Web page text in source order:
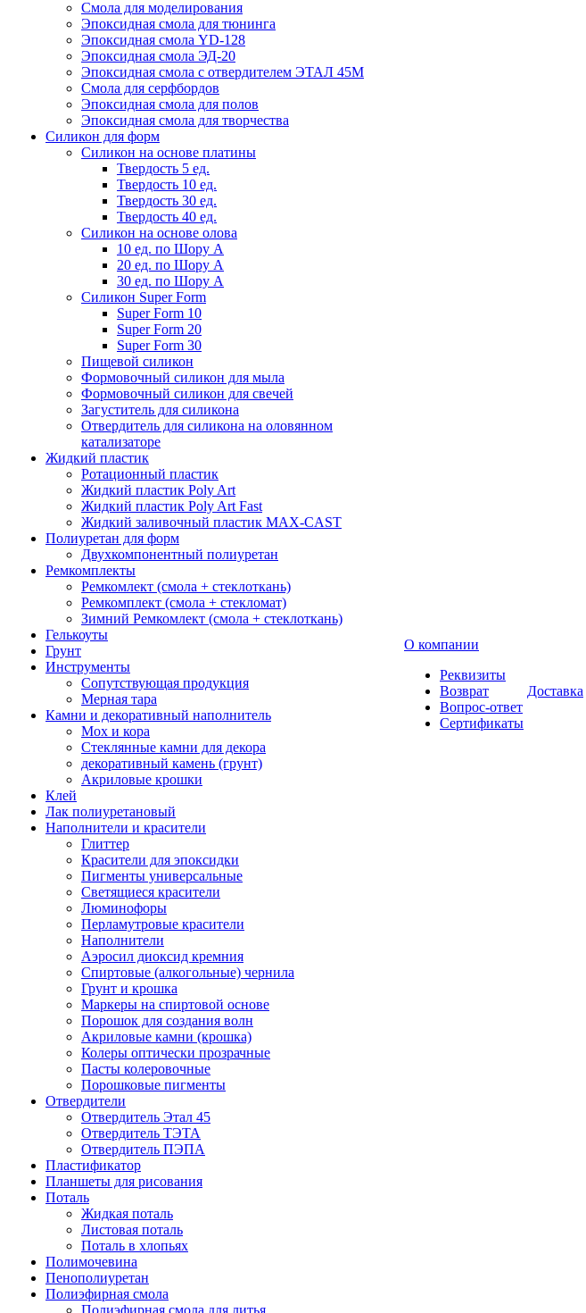
Смола для моделирования
Эпоксидная смола для тюнинга
Эпоксидная смола YD-128
Эпоксидная смола ЭД-20
Эпоксидная смола с отвердителем ЭТАЛ 45М
Смола для серфбордов
Эпоксидная смола для полов
Эпоксидная смола для творчества
Силикон для форм
Силикон на основе платины
Твердость 5 ед.
Твердость 10 ед.
Твердость 30 ед.
Твердость 40 ед.
Силикон на основе олова
10 ед. по Шору А
20 ед. по Шору А
30 ед. по Шору А
Силикон Super Form
Super Form 10
Super Form 20
Super Form 30
Пищевой силикон
Формовочный силикон для мыла
Формовочный силикон для свечей
Загуститель для силикона
Отвердитель для силикона на оловянном
катализаторе
Жидкий пластик
Ротационный пластик
Жидкий пластик Poly Art
Жидкий пластик Poly Art Fast
Жидкий заливочный пластик MAX-CAST
Полиуретан для форм
Двухкомпонентный полиуретан
Ремкомплекты
Ремкомлект (смола + стеклоткань)
Ремкомплект (смола + стекломат)
Зимний Ремкомлект (смола + стеклоткань)
Гелькоуты
Грунт
Инструменты
Сопутствующая продукция
Мерная тара
Камни и декоративный наполнитель
Мох и кора
Стеклянные камни для декора
декоративный камень (грунт)
Акриловые крошки
Клей
Лак полиуретановый
Наполнители и красители
Глиттер
Красители для эпоксидки
Пигменты универсальные
Светящиеся красители
Люминофоры
Перламутровые красители
Наполнители
Аэросил диоксид кремния
Спиртовые (алкогольные) чернила
Грунт и крошка
Маркеры на спиртовой основе
Порошок для создания волн
Акриловые камни (крошка)
Колеры оптически прозрачные
Пасты колеровочные
Порошковые пигменты
Отвердители
Отвердитель Этал 45
Отвердитель ТЭТА
Отвердитель ПЭПА
Пластификатор
Планшеты для рисования
Поталь
Жидкая поталь
Листовая поталь
Поталь в хлопьях
Полимочевина
Пенополиуретан
Полиэфирная смола
Полиэфирная смола для литья
О компании
Реквизиты
Возврат
Вопрос-ответ
Сертификаты
Доставка